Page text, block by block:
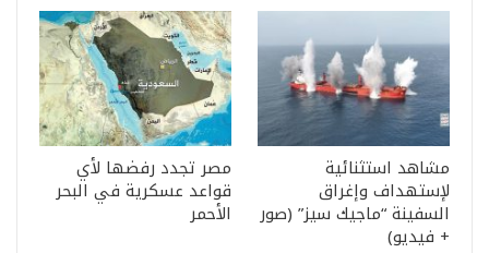
مشاهد استثنائية
لإستهداف وإغراق
السفينة “ماجيك سيز” (صور
+ فيديو)
مصر تجدد رفضها لأي
قواعد عسكرية في البحر
الأحمر